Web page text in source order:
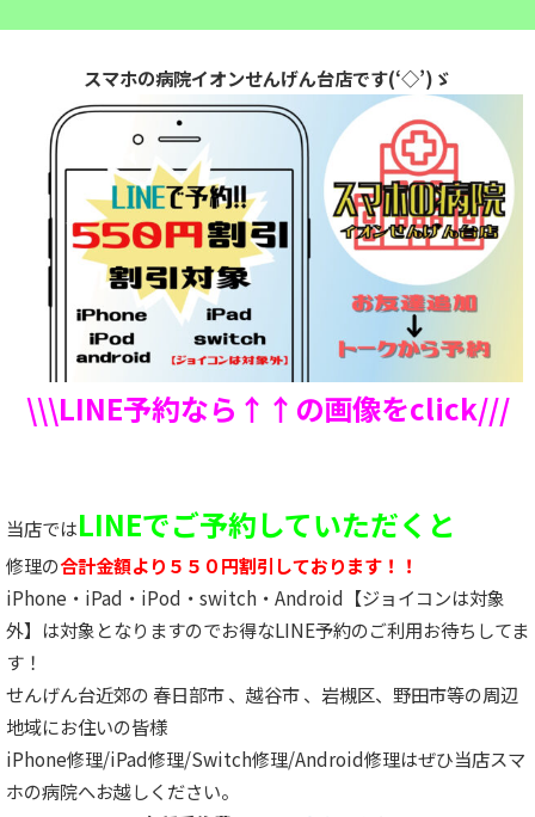
スマホの病院イオンせんげん台店です(‘◇’)ゞ
\\\LINE予約なら↑↑の画像をclick///
当店ではLINEでご予約していただくと
修理の合計金額より５５０円割引しております！！
iPhone・iPad・iPod・switch・Android【ジョイコンは対象
外】は対象となりますのでお得なLINE予約のご利用お待ちしてま
す！
せんげん台近郊の 春日部市 、越谷市 、岩槻区、野田市等の周辺
地域にお住いの皆様
iPhone修理/iPad修理/Switch修理/Android修理はぜひ当店スマ
ホの病院へお越しください。